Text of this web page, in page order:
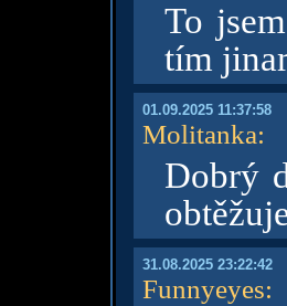
To
tím
01.09.2025 11:37:58
Molitanka:
Dobrý
31.08.2025 23:22:42
Funnyeyes: